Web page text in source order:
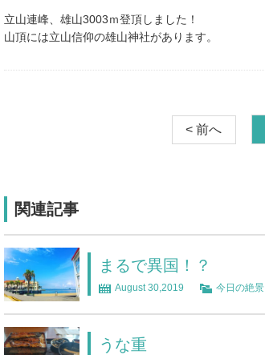
立山連峰、雄山3003ｍ登頂しました！
山頂には立山信仰の雄山神社があります。
< 前へ
関連記事
まるで異国！？
August 30,2019 今日の絶景
うな重